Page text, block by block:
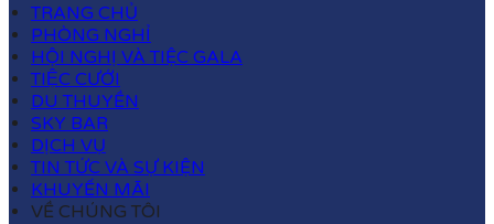
TRANG CHỦ
PHÒNG NGHỈ
HỘI NGHỊ VÀ TIỆC GALA
TIỆC CƯỚI
DU THUYỀN
SKY BAR
DỊCH VỤ
TIN TỨC VÀ SỰ KIỆN
KHUYẾN MÃI
VỀ CHÚNG TÔI